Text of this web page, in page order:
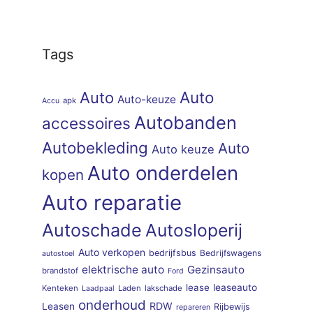
Tags
Accu apk Auto Auto-keuze Auto
accessoires Autobanden
Autobekleding Auto keuze Auto
kopen Auto onderdelen
Auto reparatie
Autoschade Autosloperij
autostoel Auto verkopen bedrijfsbus Bedrijfswagens
brandstof elektrische auto Ford Gezinsauto
Kenteken Laadpaal Laden lakschade lease leaseauto
Leasen onderhoud RDW repareren Rijbewijs